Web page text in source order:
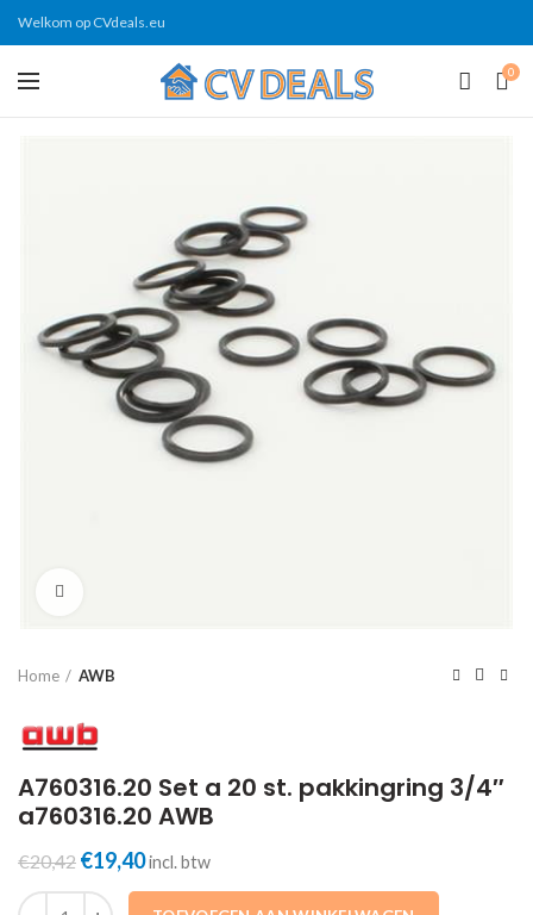
Welkom op CVdeals.eu
0
Home AWB
A760316.20 Set a 20 st. pakkingring 3/4″
a760316.20 AWB
€20,42 Oorspronkelijke
was:
€19,40Huidige
is:
incl. btw
A760316.20 Set a 20 st. pakkingring 3/4" a760316.20 AWB aantal